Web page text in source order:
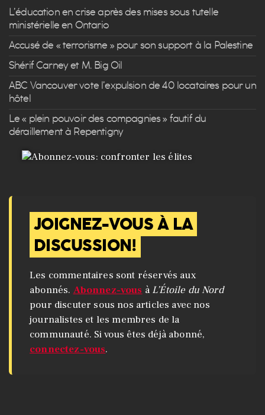
L’éducation en crise après des mises sous tutelle
ministérielle en Ontario
Accusé de « terrorisme » pour son support à la Palestine
Shérif Carney et M. Big Oil
ABC Vancouver vote l’expulsion de 40 locataires pour un
hôtel
Le « plein pouvoir des compagnies » fautif du
déraillement à Repentigny
JOIGNEZ-VOUS À LA
DISCUSSION!
Les commentaires sont réservés aux
abonnés. Abonnez-vous à L’Étoile du Nord
pour discuter sous nos articles avec nos
journalistes et les membres de la
communauté. Si vous êtes déjà abonné,
connectez-vous.